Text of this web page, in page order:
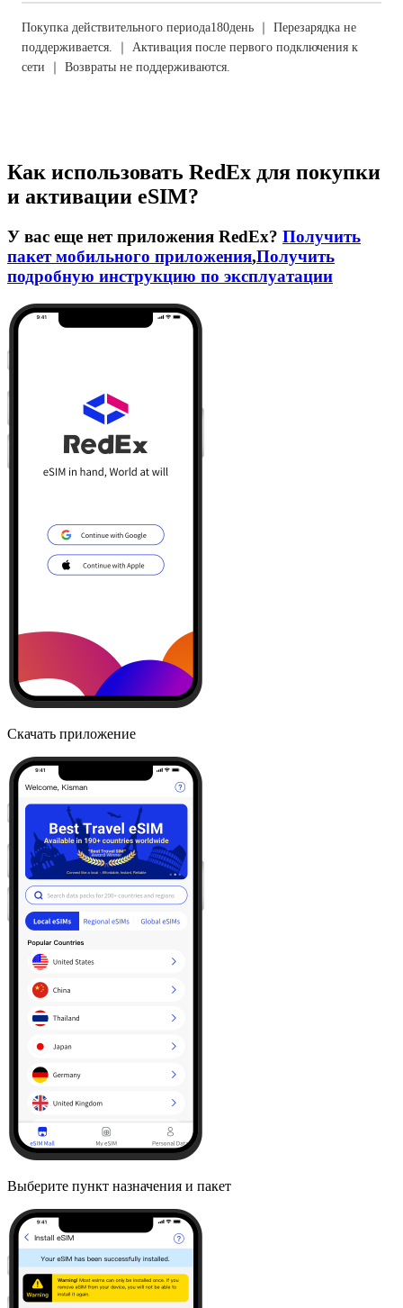
Покупка действительного периода180день ｜ Перезарядка не
поддерживается. ｜ Активация после первого подключения к
сети ｜ Возвраты не поддерживаются.
Как использовать RedEx для покупки
и активации eSIM?
У вас еще нет приложения RedEx? Получить
пакет мобильного приложения,Получить
подробную инструкцию по эксплуатации
Скачать приложение
Выберите пункт назначения и пакет